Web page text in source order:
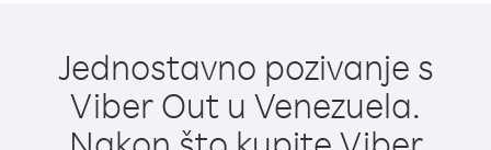
Jednostavno pozivanje s
Viber Out u Venezuela.